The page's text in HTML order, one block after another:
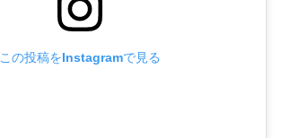
この投稿をInstagramで見る